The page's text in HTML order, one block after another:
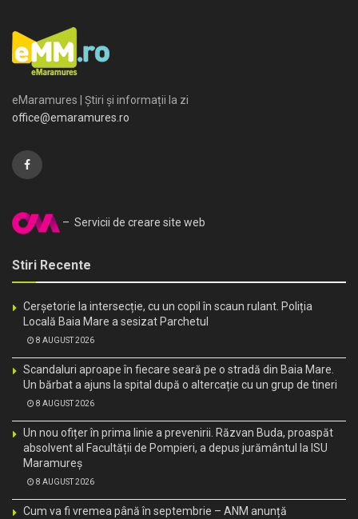
eMaramures | Știri și informații la zi
office@emaramures.ro
– Servicii de creare site web
Stiri Recente
Cerșetorie la intersecție, cu un copil în scaun rulant. Poliția
Locală Baia Mare a sesizat Parchetul
8 AUGUST 2026
Scandaluri aproape în fiecare seară pe o stradă din Baia Mare.
Un bărbat a ajuns la spital după o altercație cu un grup de tineri
8 AUGUST 2026
Un nou ofițer în prima linie a prevenirii. Răzvan Buda, proaspăt
absolvent al Facultății de Pompieri, a depus jurământul la ISU
Maramureș
8 AUGUST 2026
Cum va fi vremea până în septembrie – ANM anunță